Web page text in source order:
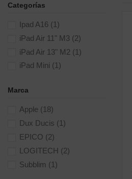
Categorías
Ipad A16 (1)
iPad Air 11" M3 (2)
iPad Air 13" M2 (1)
iPad Mini (1)
Marca
Apple (18)
Dux Ducis (1)
EPICO (2)
LOGITECH (2)
Subblim (1)